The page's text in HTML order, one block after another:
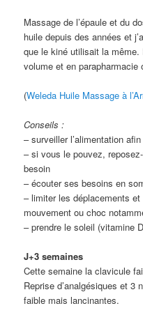
Massage de l’épaule et du
huile depuis des années et
que le kiné utilisait la même.
volume et en
(Weleda Huile Massage à
Conseils :
– surveiller l’alimentation
– si vous le pouvez,
besoin
– écouter ses besoins en
– limiter les déplacements
mouvement ou choc
– prendre le soleil (vitamine
J+3 semaines
Cette semaine la clavicule
Reprise d’analgésiques et 3
faible mais lancinantes.